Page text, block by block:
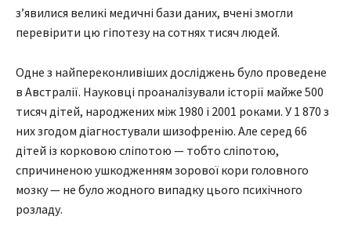
з’явилися великі медичні бази даних, вчені змогли
перевірити цю гіпотезу на сотнях тисяч людей.
Одне з найпереконливіших досліджень було проведене
в Австралії. Науковці проаналізували історії майже 500
тисяч дітей, народжених між 1980 і 2001 роками. У 1 870 з
них згодом діагностували шизофренію. Але серед 66
дітей із корковою сліпотою — тобто сліпотою,
спричиненою ушкодженням зорової кори головного
мозку — не було жодного випадку цього психічного
розладу.